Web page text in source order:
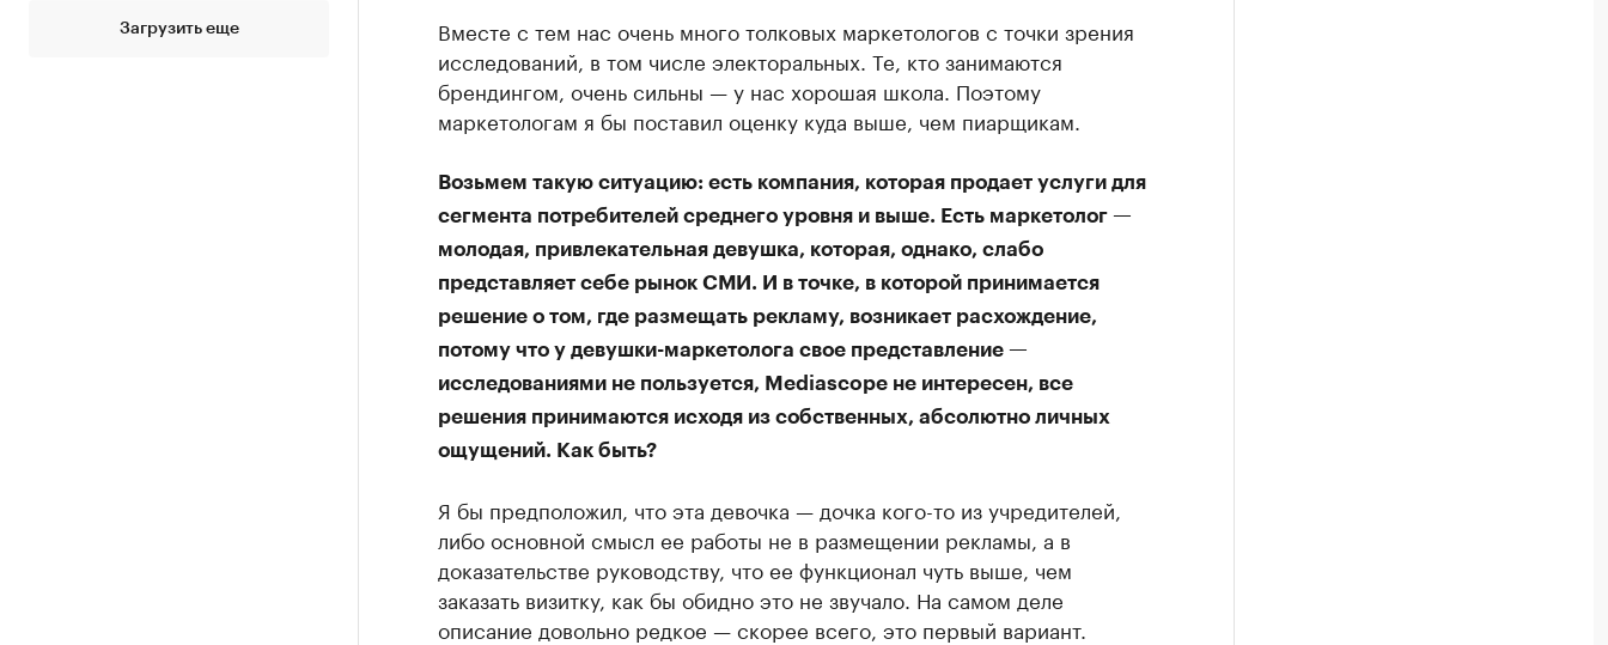
Загрузить еще
Вместе с тем нас очень много толковых маркетологов с точки зрения
исследований, в том числе электоральных. Те, кто занимаются
брендингом, очень сильны — у нас хорошая школа. Поэтому
маркетологам я бы поставил оценку куда выше, чем пиарщикам.
Возьмем такую ситуацию: есть компания, которая продает услуги для
сегмента потребителей среднего уровня и выше. Есть маркетолог —
молодая, привлекательная девушка, которая, однако, слабо
представляет себе рынок СМИ. И в точке, в которой принимается
решение о том, где размещать рекламу, возникает расхождение,
потому что у девушки-маркетолога свое представление —
исследованиями не пользуется, Mediascope не интересен, все
решения принимаются исходя из собственных, абсолютно личных
ощущений. Как быть?
Я бы предположил, что эта девочка — дочка кого-то из учредителей,
либо основной смысл ее работы не в размещении рекламы, а в
доказательстве руководству, что ее функционал чуть выше, чем
заказать визитку, как бы обидно это не звучало. На самом деле
описание довольно редкое — скорее всего, это первый вариант.